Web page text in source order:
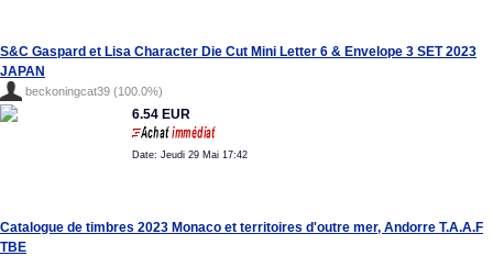
S&C Gaspard et Lisa Character Die Cut Mini Letter 6 & Envelope 3 SET 2023
JAPAN
beckoningcat39 (100.0%)
6.54 EUR
Date: Jeudi 29 Mai 17:42
Catalogue de timbres 2023 Monaco et territoires d'outre mer, Andorre T.A.A.F
TBE